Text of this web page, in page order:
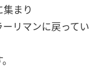
まり
リマンに戻ってい